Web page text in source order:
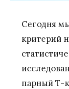
Сегодня
критерий
парный Т-